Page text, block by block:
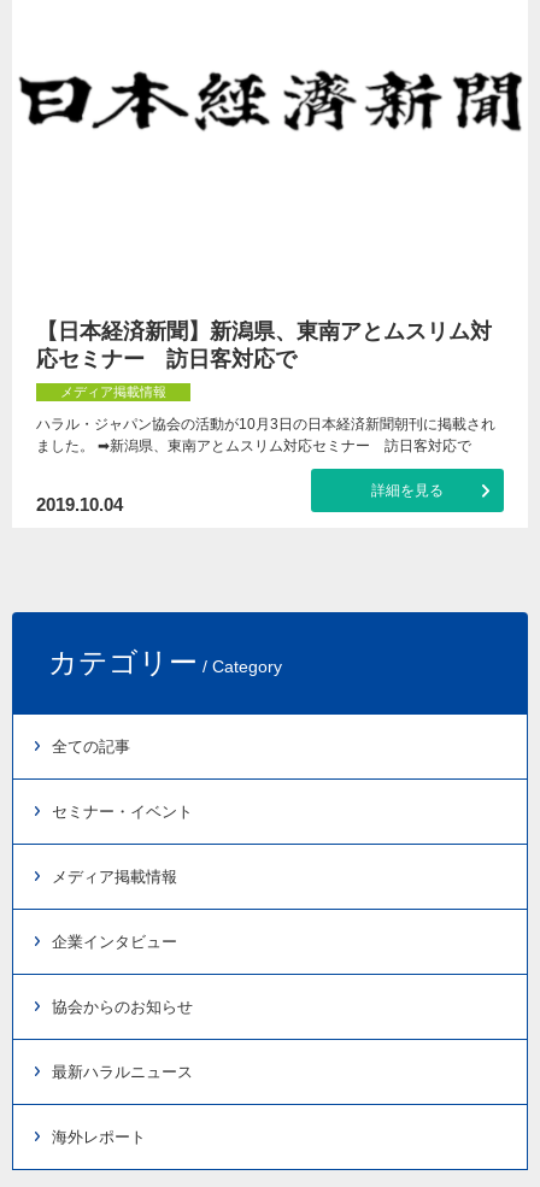
【日本経済新聞】新潟県、東南アとムスリム対
応セミナー 訪日客対応で
メディア掲載情報
ハラル・ジャパン協会の活動が10月3日の日本経済新聞朝刊に掲載され
ました。 ➡新潟県、東南アとムスリム対応セミナー 訪日客対応で
2019.10.04
詳細を見る
カテゴリー / Category
全ての記事
セミナー・イベント
メディア掲載情報
企業インタビュー
協会からのお知らせ
最新ハラルニュース
海外レポート